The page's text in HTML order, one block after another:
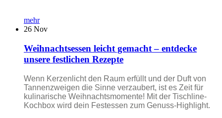
mehr
26 Nov
Weihnachtsessen leicht gemacht – entdecke
unsere festlichen Rezepte
Wenn Kerzenlicht den Raum erfüllt und der Duft von
Tannenzweigen die Sinne verzaubert, ist es Zeit für
kulinarische Weihnachtsmomente! Mit der Tischline-
Kochbox wird dein Festessen zum Genuss-Highlight.